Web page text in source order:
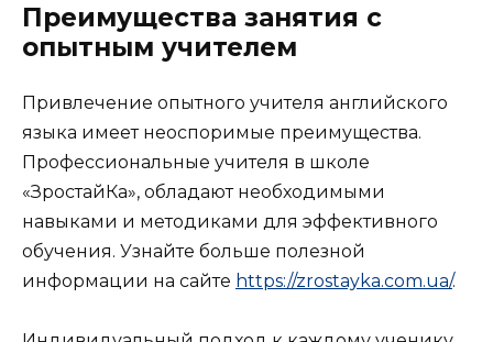
Преимущества занятия с
опытным учителем
Привлечение опытного учителя английского
языка имеет неоспоримые преимущества.
Профессиональные учителя в школе
«ЗростайКа», обладают необходимыми
навыками и методиками для эффективного
обучения. Узнайте больше полезной
информации на сайте https://zrostayka.com.ua/.